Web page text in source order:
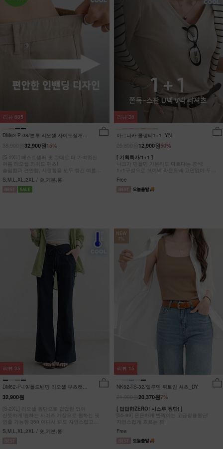
DM62-P-08/븐투 리오셀 사이드절개팬
15%
32,900원
[S-2XL] 베스트셀러 핏 그대로 더 가벼워진
여름 리오셀 와이드 팬츠!
슬림함과 편안함, 시원함을 모두 챙긴 여름
완전정복 팬츠
S,M,L,XL,2XL / 숏,기본,롱
리뷰 605
아르니카 쿨링티1+1_YN
50%
12,900원
[ 기획특가/1+1 ]
나크가 만들면 기본티도 다르다는 공식!
1+1구성으로 브이넥 라운드넥 고민없이 두장
다 챙겨가세요
Free
리뷰 36
DM62-P-19/폴드밴딩 리오셀 부츠컷팬
츠_HR
32,900원
[S-2XL] 리오셀 원단으로 답답한 없이
산뜻하게!원하는 사이즈,기장으로 원하는 핏
연출 가능한 360 어디서 봐도 자연스럽고
균형잡힌 부츠컷 팬츠
S,M,L,XL,2XL / 숏,기본,롱
리뷰 35
NEW
7%
NK62-TS-32/일루민 뒤트임 셔츠_DY
7%
20,370원
[ 답답한ZERO! 시스루 원단! ]
[55-99] 은은하게 반짝이는 고급링클원단!
자연스럽게 흐르는 핏!
Free
리뷰 15